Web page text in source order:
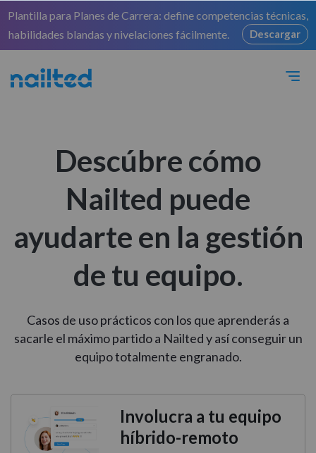
Plantilla para Planes de Carrera: define competencias técnicas,
habilidades blandas y nivelaciones fácilmente.
Descargar
Descúbre cómo
Nailted puede
ayudarte en la gestión
de tu equipo.
Casos de uso prácticos con los que aprenderás a
sacarle el máximo partido a Nailted y así conseguir un
equipo totalmente engranado.
Involucra a tu equipo
híbrido-remoto